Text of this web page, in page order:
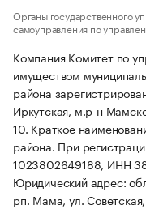
Органы государственного
самоуправления по
Компания Комитет по
имуществом
района
Иркутская, м.р-н
10. Краткое
района. При
1023802649188, ИНН
Юридический адрес:
рп. Мама, ул.